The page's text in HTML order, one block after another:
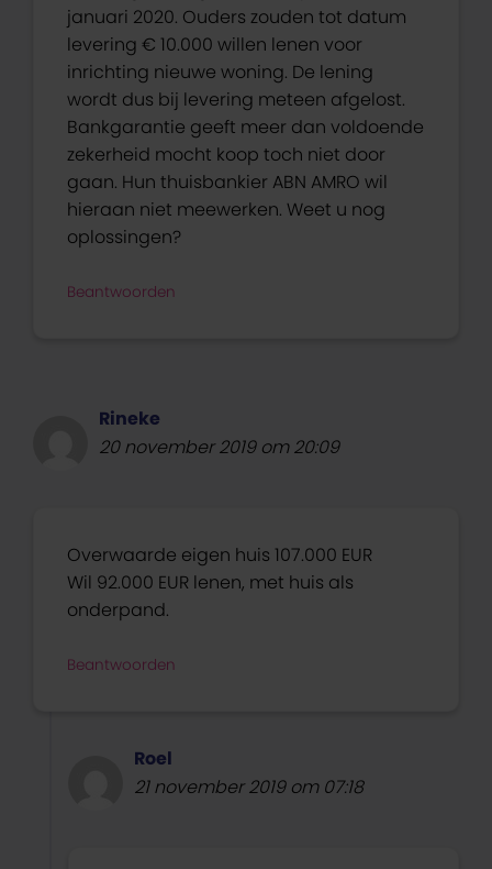
januari 2020. Ouders zouden tot datum
levering € 10.000 willen lenen voor
inrichting nieuwe woning. De lening
wordt dus bij levering meteen afgelost.
Bankgarantie geeft meer dan voldoende
zekerheid mocht koop toch niet door
gaan. Hun thuisbankier ABN AMRO wil
hieraan niet meewerken. Weet u nog
oplossingen?
Beantwoorden
Rineke
20 november 2019 om 20:09
Overwaarde eigen huis 107.000 EUR
Wil 92.000 EUR lenen, met huis als
onderpand.
Beantwoorden
Roel
21 november 2019 om 07:18